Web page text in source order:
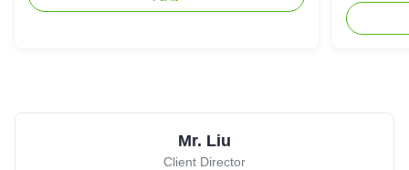
Mr. Liu
Client Director